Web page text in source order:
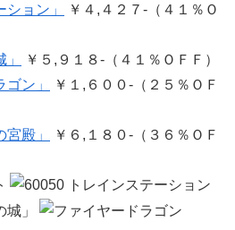
ション」
￥４,４２７-（４１％Ｏ
￥５,９１８-（４１％ＯＦＦ）
ン」
￥１,６００-（２５％ＯＦ
殿」
￥６,１８０-（３６％ＯＦ